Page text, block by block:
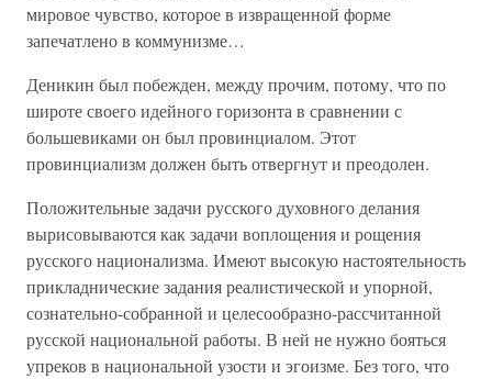
мировое чувство, которое в извращенной форме
запечатлено в коммунизме…
Деникин был побежден, между прочим, потому, что по
широте своего идейного горизонта в сравнении с
большевиками он был провинциалом. Этот
провинциализм должен быть отвергнут и преодолен.
Положительные задачи русского духовного делания
вырисовываются как задачи воплощения и рощения
русского национализма. Имеют высокую настоятельность
прикладнические задания реалистической и упорной,
сознательно-собранной и целесообразно-рассчитанной
русской национальной работы. В ней не нужно бояться
упреков в национальной узости и эгоизме. Без того, что